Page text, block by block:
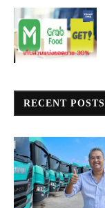
RECENT POSTS